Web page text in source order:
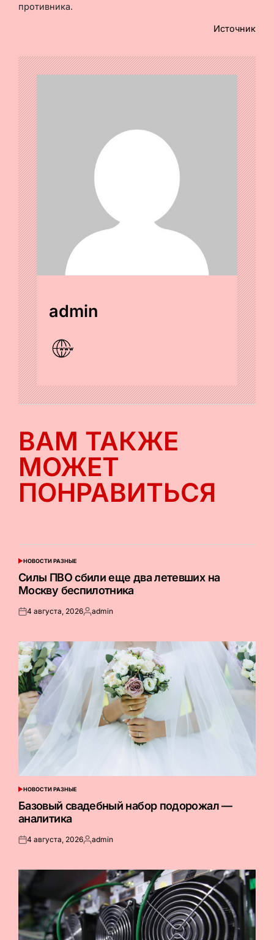
противника.
Источник
admin
ВАМ ТАКЖЕ
МОЖЕТ
ПОНРАВИТЬСЯ
ОПУБЛИКОВАНО
В
НОВОСТИ РАЗНЫЕ
Силы ПВО сбили еще два летевших на
Москву беспилотника
Опубликовано
4 августа, 2026Запись
admin
ОПУБЛИКОВАНО
В
НОВОСТИ РАЗНЫЕ
Базовый свадебный набор подорожал —
аналитика
Опубликовано
4 августа, 2026Запись
admin